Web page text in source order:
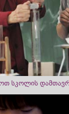
სკოლის